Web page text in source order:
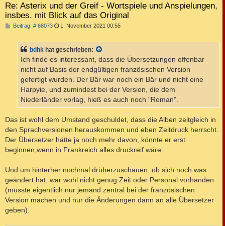
Re: Asterix und der Greif - Wortspiele und Anspielungen,
insbes. mit Blick auf das Original
Beitrag: # 68073B
r
a
1. November 2021 00:55
bdhk hat geschrieben:
Ich finde es interessant, dass die Übersetzungen offenbar
nicht auf Basis der endgültigen französischen Version
gefertigt wurden. Der Bär war noch ein Bär und nicht eine
Harpyie, und zumindest bei der Version, die dem
Niederländer vorlag, hieß es auch noch "Roman".
Das ist wohl dem Umstand geschuldet, dass die Alben zeitgleich in
den Sprachversionen herauskommen und eben Zeitdruck herrscht.
Der Übersetzer hätte ja noch mehr davon, könnte er erst
beginnen,wenn in Frankreich alles druckreif wäre.
Und um hinterher nochmal drüberzuschauen, ob sich noch was
geändert hat, war wohl nicht genug Zeit oder Personal vorhanden
(müsste eigentlich nur jemand zentral bei der französischen
Version machen und nur die Änderungen dann an alle Übersetzer
geben).